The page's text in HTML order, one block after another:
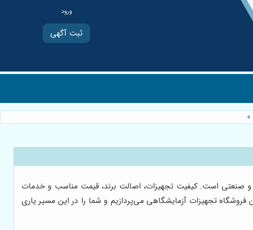
ثبت آگهی
»
و صنعتی است. کیفیت تجهیزات، اصالت برند، قیمت مناسب و خدمات
تجهیزات آزمایشگاهی می‌پردازیم و شما را در این مسیر یاری